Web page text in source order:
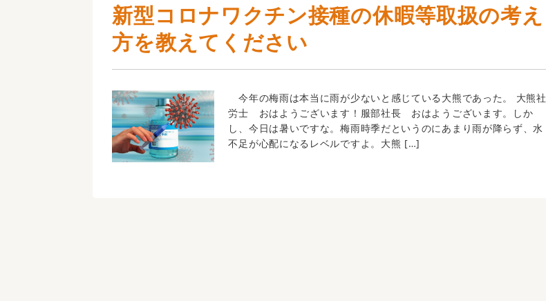
新型コロナワクチン接種の休暇等取扱の考え
方を教えてください
今年の梅雨は本当に雨が少ないと感じている大熊であった。 大熊社
労士 おはようございます！服部社長 おはようございます。しか
し、今日は暑いですな。梅雨時季だというのにあまり雨が降らず、水
不足が心配になるレベルですよ。大熊 […]